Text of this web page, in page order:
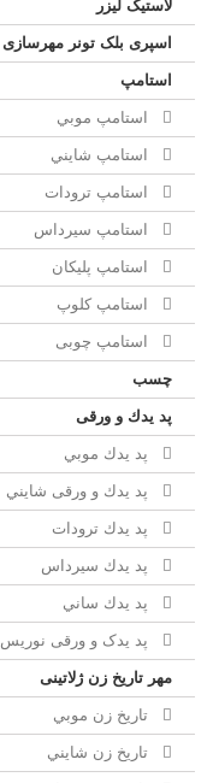
لاستیک لیزر
اسپری بلک تونر مهرسازی
استامپ
استامپ موبي
استامپ شايني
استامپ ترودات
استامپ سيرداس
استامپ پلیکان
استامپ کلوپ
استامپ چوبی
چسب
پد يدك و ورقی
پد يدك موبي
پد يدك و ورقی شايني
پد يدك ترودات
پد يدك سيرداس
پد يدك ساني
پد یدک و ورقی نوریس
مهر تاريخ زن ژلاتینی
تاريخ زن موبي
تاريخ زن شايني